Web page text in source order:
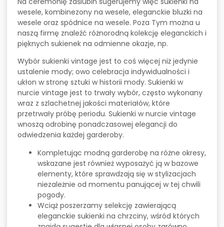
wesele, kombinezony na wesele, eleganckie bluzki na
wesele oraz spódnice na wesele. Poza Tym można u
naszą firmę znaleźć różnorodną kolekcję eleganckich i
pięknych sukienek na odmienne okazje, np.
Wybór sukienki vintage jest to coś więcej niż jedynie
ustalenie mody; owo celebracja indywidualności i
ukłon w stronę sztuki w historii mody. Sukienki w
nurcie vintage jest to trwały wybór, często wykonany
wraz z szlachetnej jakości materiałów, które
przetrwały próbę periodu. Sukienki w nurcie vintage
wnoszą odrobinę ponadczasowej elegancji do
odwiedzenia każdej garderoby.
Kompletując modną garderobę na różne okresy,
wskazane jest również wyposażyć ją w bazowe
elementy, które sprawdzają się w stylizacjach
niezależnie od momentu panującej w tej chwili
pogody.
Wciąż poszerzamy selekcję zawierającą
eleganckie sukienki na chrzciny, wśród których